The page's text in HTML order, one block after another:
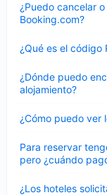
¿Puedo cancelar
Booking.com?
cerrado
¿Qué es el código
cerrado
¿Dónde puedo
alojamiento?
cerrado
¿Cómo puedo ver
cerrado
Para reservar
pero ¿cuándo
cerrado
¿Los hoteles
cerrado